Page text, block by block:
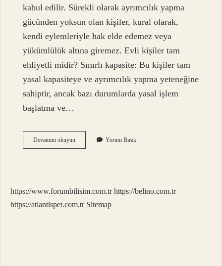
kabul edilir. Sürekli olarak ayrımcılık yapma
gücünden yoksun olan kişiler, kural olarak,
kendi eylemleriyle hak elde edemez veya
yükümlülük altına giremez. Evli kişiler tam
ehliyetli midir? Sınırlı kapasite: Bu kişiler tam
yasal kapasiteye ve ayrımcılık yapma yeteneğine
sahiptir, ancak bazı durumlarda yasal işlem
başlatma ve…
Devamını okuyunTam
Ehliyetsiz
Yorum Bırak
https://www.forumbilisim.com.tr https://belino.com.tr
https://atlantispet.com.tr Sitemap